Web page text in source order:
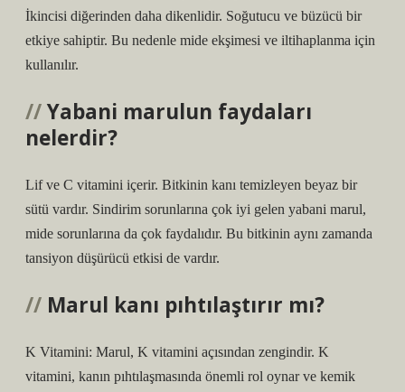
İkincisi diğerinden daha dikenlidir. Soğutucu ve büzücü bir
etkiye sahiptir. Bu nedenle mide ekşimesi ve iltihaplanma için
kullanılır.
Yabani marulun faydaları
nelerdir?
Lif ve C vitamini içerir. Bitkinin kanı temizleyen beyaz bir
sütü vardır. Sindirim sorunlarına çok iyi gelen yabani marul,
mide sorunlarına da çok faydalıdır. Bu bitkinin aynı zamanda
tansiyon düşürücü etkisi de vardır.
Marul kanı pıhtılaştırır mı?
K Vitamini: Marul, K vitamini açısından zengindir. K
vitamini, kanın pıhtılaşmasında önemli rol oynar ve kemik